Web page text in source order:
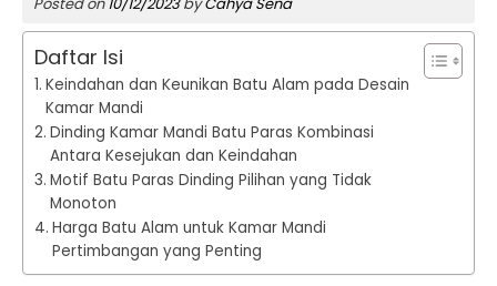
Daftar Isi
Keindahan dan Keunikan Batu Alam pada Desain
Kamar Mandi
Dinding Kamar Mandi Batu Paras Kombinasi
Antara Kesejukan dan Keindahan
Motif Batu Paras Dinding Pilihan yang Tidak
Monoton
Harga Batu Alam untuk Kamar Mandi
Pertimbangan yang Penting